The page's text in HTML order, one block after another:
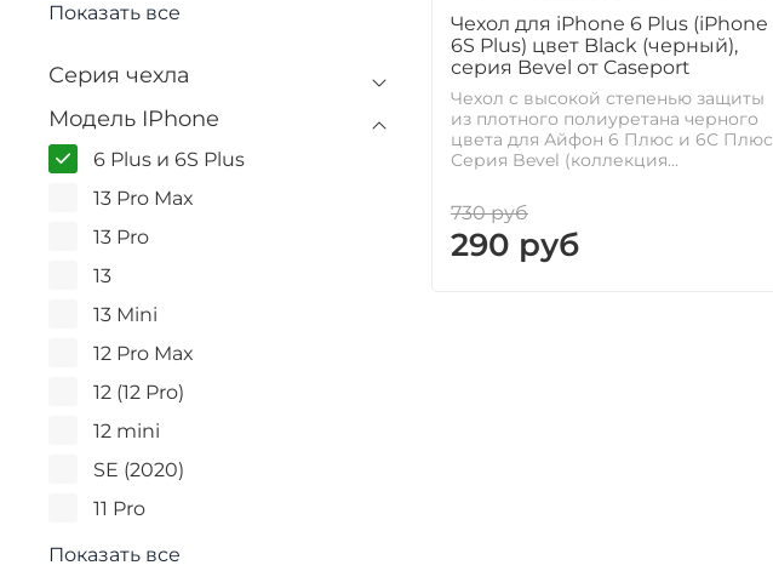
Чехол для iPhone 6 Plus (iPhone
6S Plus) цвет Black (черный),
серия Bevel от Caseport
Чехол с высокой степенью защиты
из плотного полиуретана черного
цвета для Айфон 6 Плюс и 6С Плюс
Серия Bevel (коллекция...
730 руб
290 руб
Показать все
Серия чехла
Модель IPhone
6 Plus и 6S Plus
13 Pro Max
13 Pro
13
13 Mini
12 Pro Max
12 (12 Pro)
12 mini
SE (2020)
11 Pro
Показать все